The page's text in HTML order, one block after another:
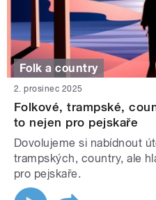
Folk a country
2. prosinec 2025
Folkové, trampské,
to nejen pro pejskaře
Dovolujeme si nabídnout
trampských, country, ale
pro pejskaře.